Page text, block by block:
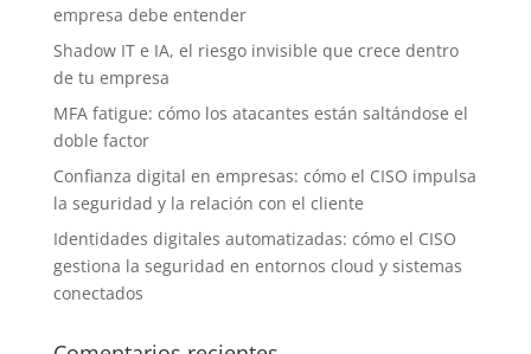
empresa debe entender
Shadow IT e IA, el riesgo invisible que crece dentro
de tu empresa
MFA fatigue: cómo los atacantes están saltándose el
doble factor
Confianza digital en empresas: cómo el CISO impulsa
la seguridad y la relación con el cliente
Identidades digitales automatizadas: cómo el CISO
gestiona la seguridad en entornos cloud y sistemas
conectados